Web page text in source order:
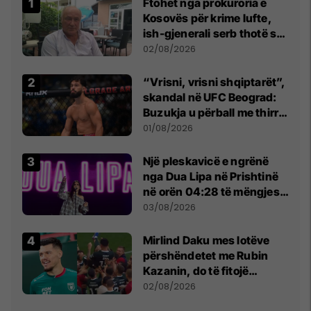
Kosovës për krime lufte,
ish-gjenerali serb thotë se
dikush e tradhtoi në
02/08/2026
“Vrisni, vrisni shqiptarët”,
skandal në UFC Beograd:
Buzukja u përball me thirrje
anti-shqiptare nga
01/08/2026
Një pleskavicë e ngrënë
nga Dua Lipa në Prishtinë
në orën 04:28 të mëngjesit
- dhe bota digjitale serbe
03/08/2026
Mirlind Daku mes lotëve
përshëndetet me Rubin
Kazanin, do të fitojë
miliona te Spartak Moska
02/08/2026